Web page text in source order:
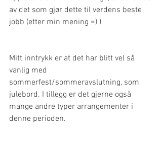
av det som gjør dette til verdens beste
jobb (etter min mening =) )
Mitt inntrykk er at det har blitt vel så
vanlig med
sommerfest/sommeravslutning, som
julebord. I tillegg er det gjerne også
mange andre typer arrangementer i
denne perioden.